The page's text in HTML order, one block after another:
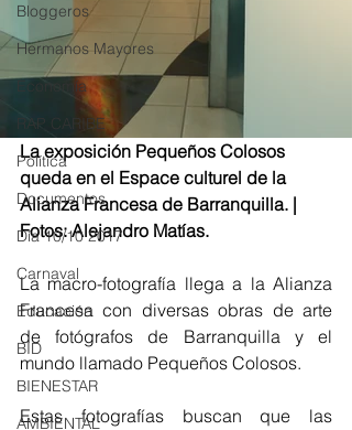
Bloggeros
Hermanos Mayores
Economía
RAP CARIBE
Política
Documentos
Día 10/10 2017
Carnaval
Educación
BID
BIENESTAR
AMBIENTAL
La exposición Pequeños Colosos
queda en el Espace culturel de la
Alianza Francesa de Barranquilla. |
Fotos: Alejandro Matías.
La macro-fotografía llega a la Alianza
Francesa con diversas obras de arte
de fotógrafos de Barranquilla y el
mundo llamado Pequeños Colosos.
Estas fotografías buscan que las